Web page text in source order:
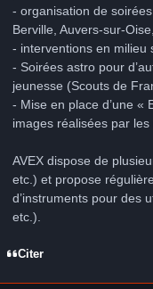
- organisation de
Berville, Auvers-sur-
- interventions en milieu
- Soirées astro pour
jeunesse (Scouts de
- Mise en place d’une «
images réalisées par les
AVEX dispose de
etc.) et propose
d’instruments pour des
etc.).
Citer